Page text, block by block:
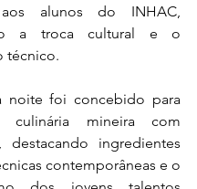
aos alunos do INHAC,
a troca cultural e o
técnico.
noite foi concebido para
culinária mineira com
destacando ingredientes
contemporâneas e o